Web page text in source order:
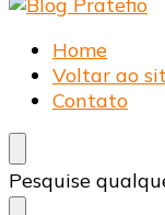
Blog Pratefio
Arames e Telas
Home
Voltar ao
Contato
Procurando
algo?
Pesquise